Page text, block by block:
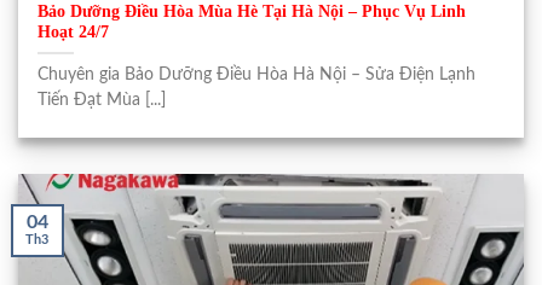
Bảo Dưỡng Điều Hòa Mùa Hè Tại Hà Nội – Phục Vụ Linh
Hoạt 24/7
Chuyên gia Bảo Dưỡng Điều Hòa Hà Nội – Sửa Điện Lạnh
Tiến Đạt Mùa [...]
04
Th3